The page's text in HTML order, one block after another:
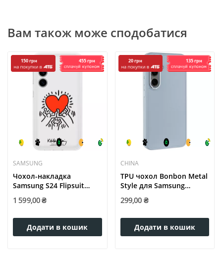
Вам також може сподобатися
150 грн 455 грн
SAMSUNG
Чохол-накладка
Samsung S24 Flipsuit
1 599,00 ₴
Додати в кошик
20 грн 135 грн
CHINA
TPU чохол Bonbon Metal
Style для Samsung
299,00 ₴
Додати в кошик